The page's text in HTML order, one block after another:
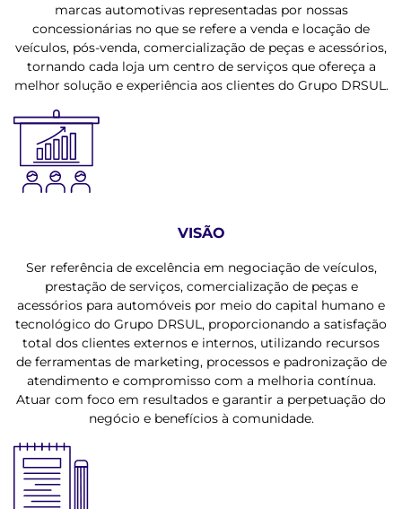
marcas automotivas representadas por nossas
concessionárias no que se refere a venda e locação de
veículos, pós-venda, comercialização de peças e acessórios,
tornando cada loja um centro de serviços que ofereça a
melhor solução e experiência aos clientes do Grupo DRSUL.
VISÃO
Ser referência de excelência em negociação de veículos,
prestação de serviços, comercialização de peças e
acessórios para automóveis por meio do capital humano e
tecnológico do Grupo DRSUL, proporcionando a satisfação
total dos clientes externos e internos, utilizando recursos
de ferramentas de marketing, processos e padronização de
atendimento e compromisso com a melhoria contínua.
Atuar com foco em resultados e garantir a perpetuação do
negócio e benefícios à comunidade.